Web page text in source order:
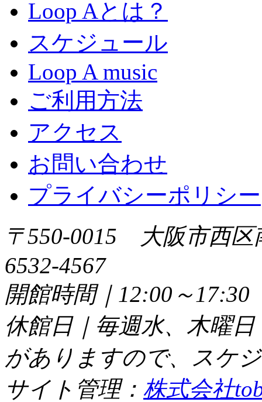
Loop Aとは？
スケジュール
Loop A music
ご利用方法
アクセス
お問い合わせ
プライバシーポリシー
〒550-0015 大阪市西
6532-4567
開館時間｜12:00～
休館日｜毎週水、木曜
がありますので、スケ
サイト管理： 株式会社